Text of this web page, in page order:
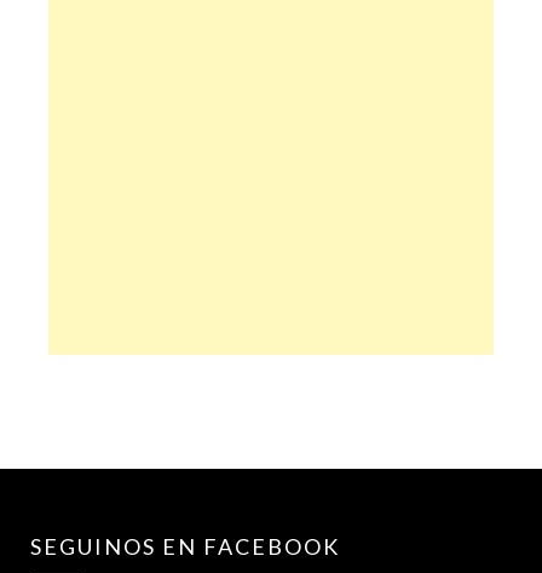
SEGUINOS EN FACEBOOK